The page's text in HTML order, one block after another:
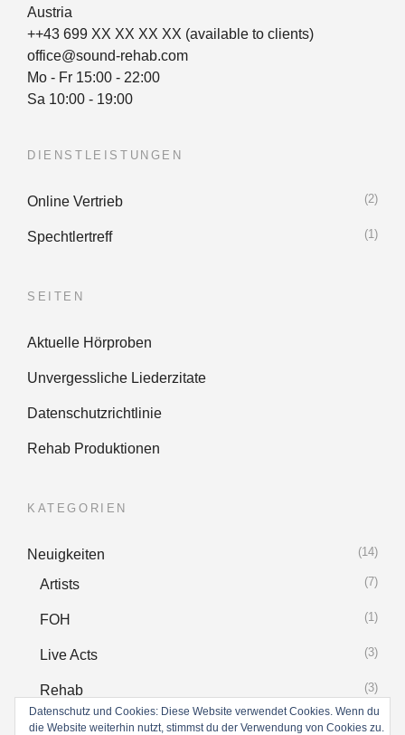
Austria
++43 699 XX XX XX XX (available to clients)
office@sound-rehab.com
Mo - Fr 15:00 - 22:00
Sa 10:00 - 19:00
DIENSTLEISTUNGEN
Online Vertrieb (2)
Spechtlertreff (1)
SEITEN
Aktuelle Hörproben
Unvergessliche Liederzitate
Datenschutzrichtlinie
Rehab Produktionen
KATEGORIEN
Neuigkeiten (14)
Artists (7)
FOH (1)
Live Acts (3)
Rehab (3)
Liederzitate (15)
Datenschutz und Cookies: Diese Website verwendet Cookies. Wenn du
die Website weiterhin nutzt, stimmst du der Verwendung von Cookies zu.